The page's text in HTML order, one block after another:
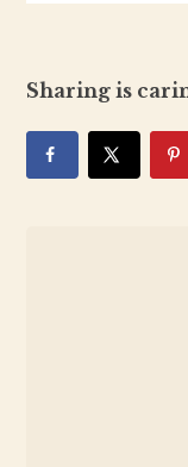
Sharing is